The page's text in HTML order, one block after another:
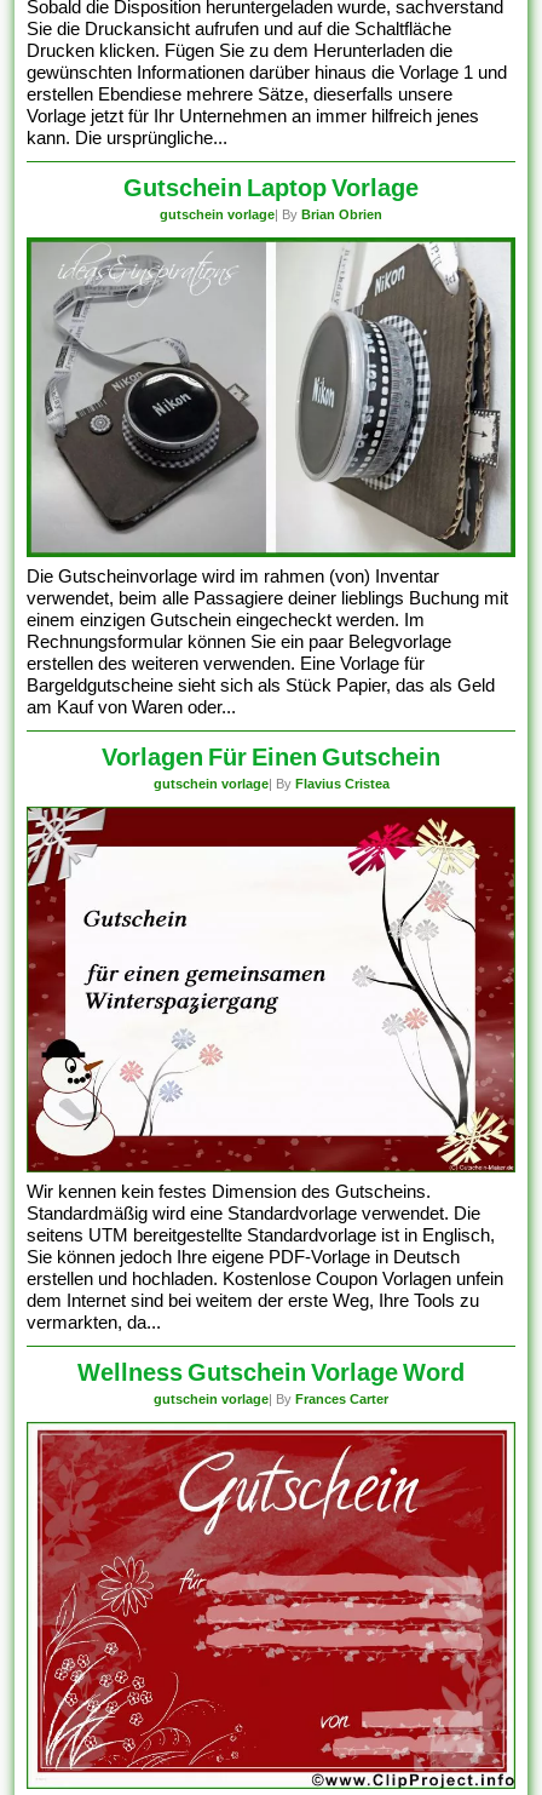
Sobald die Disposition heruntergeladen wurde, sachverstand
Sie die Druckansicht aufrufen und auf die Schaltfläche
Drucken klicken. Fügen Sie zu dem Herunterladen die
gewünschten Informationen darüber hinaus die Vorlage 1 und
erstellen Ebendiese mehrere Sätze, dieserfalls unsere
Vorlage jetzt für Ihr Unternehmen an immer hilfreich jenes
kann. Die ursprüngliche...
Gutschein Laptop Vorlage
gutschein vorlage| By Brian Obrien
Die Gutscheinvorlage wird im rahmen (von) Inventar
verwendet, beim alle Passagiere deiner lieblings Buchung mit
einem einzigen Gutschein eingecheckt werden. Im
Rechnungsformular können Sie ein paar Belegvorlage
erstellen des weiteren verwenden. Eine Vorlage für
Bargeldgutscheine sieht sich als Stück Papier, das als Geld
am Kauf von Waren oder...
Vorlagen Für Einen Gutschein
gutschein vorlage| By Flavius Cristea
Wir kennen kein festes Dimension des Gutscheins.
Standardmäßig wird eine Standardvorlage verwendet. Die
seitens UTM bereitgestellte Standardvorlage ist in Englisch,
Sie können jedoch Ihre eigene PDF-Vorlage in Deutsch
erstellen und hochladen. Kostenlose Coupon Vorlagen unfein
dem Internet sind bei weitem der erste Weg, Ihre Tools zu
vermarkten, da...
Wellness Gutschein Vorlage Word
gutschein vorlage| By Frances Carter